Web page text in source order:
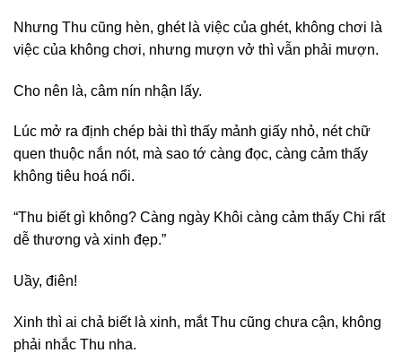
Nhưng Thu cũng hèn, ghét là việc của ghét, không chơi là
việc của không chơi, nhưng mượn vở thì vẫn phải mượn.
Cho nên là, câm nín nhận lấy.
Lúc mở ra định chép bài thì thấy mảnh giấy nhỏ, nét chữ
quen thuộc nắn nót, mà sao tớ càng đọc, càng cảm thấy
không tiêu hoá nổi.
“Thu biết gì không? Càng ngày Khôi càng cảm thấy Chi rất
dễ thương và xinh đẹp.”
Uầy, điên!
Xinh thì ai chả biết là xinh, mắt Thu cũng chưa cận, không
phải nhắc Thu nha.